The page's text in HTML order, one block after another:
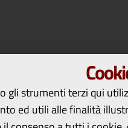
gli strumenti terzi qui
ed utili alle finalità